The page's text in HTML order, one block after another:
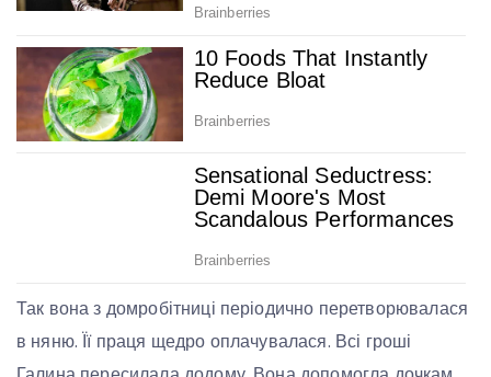
Так вона з домробітниці періодично перетворювалася
в няню. Її праця щедро оплачувалася. Всі гроші